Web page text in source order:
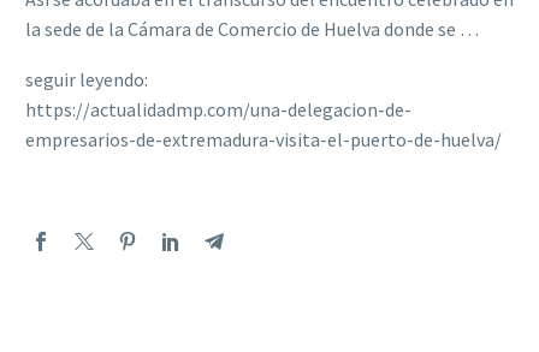
la sede de la Cámara de Comercio de Huelva donde se …
seguir leyendo:
https://actualidadmp.com/una-delegacion-de-
empresarios-de-extremadura-visita-el-puerto-de-huelva/